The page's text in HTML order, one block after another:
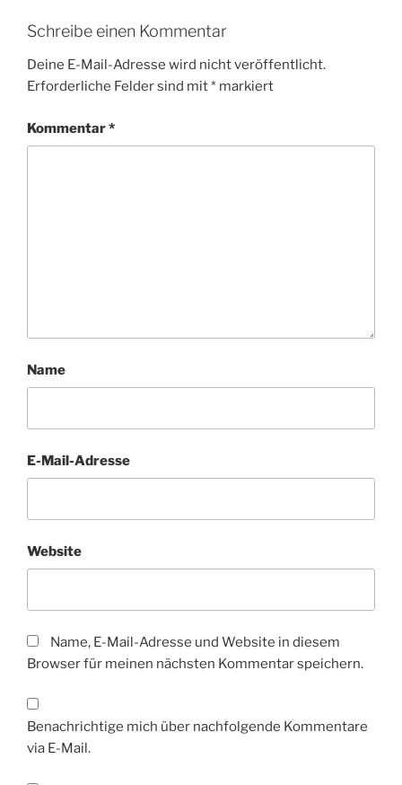
Schreibe einen Kommentar
Deine E-Mail-Adresse wird nicht veröffentlicht.
Erforderliche Felder sind mit* markiert
Kommentar*
Name
E-Mail-Adresse
Website
Name, E-Mail-Adresse und Website in diesem
Browser für meinen nächsten Kommentar speichern.
Benachrichtige mich über nachfolgende Kommentare
via E-Mail.